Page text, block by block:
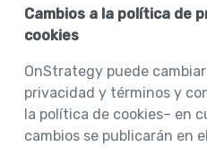
Cambios a la política de
cookies
OnStrategy puede
privacidad y términos y
la política de cookies– en
cambios se publicarán en